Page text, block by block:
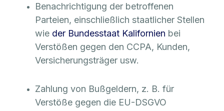
Benachrichtigung der betroffenen
Parteien, einschließlich staatlicher Stellen
wie der Bundesstaat Kalifornien bei
Verstößen gegen den CCPA, Kunden,
Versicherungsträger usw.
Zahlung von Bußgeldern, z. B. für
Verstöße gegen die EU-DSGVO